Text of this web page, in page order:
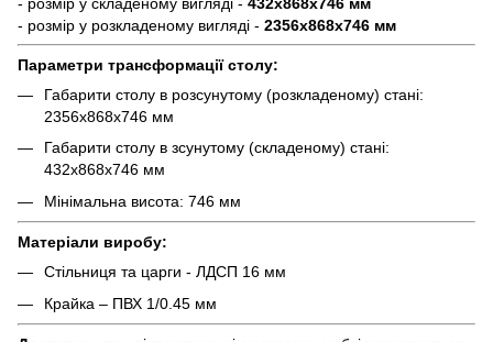
- розмір у розкладеному вигляді - 2356х868х746 мм
Параметри трансформації столу:
Габарити столу в розсунутому (розкладеному) стані:
2356х868х746 мм
Габарити столу в зсунутому (складеному) стані:
432х868х746 мм
Мінімальна висота: 746 мм
Матеріали виробу:
Стільниця та царги - ЛДСП 16 мм
Крайка – ПВХ 1/0.45 мм